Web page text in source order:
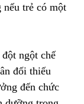
nếu trẻ có một
ngột chế
đối thiếu
đến chức